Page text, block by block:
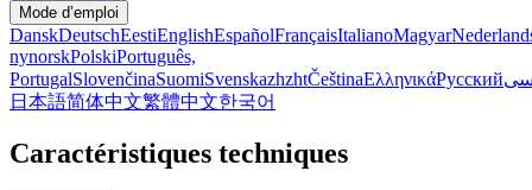
Mode d’emploi
DanskDeutschEestiEnglishEspañolFrançaisItalianoMagyar
nynorskPolskiPortuguês,
PortugalSlovenčinaSuomiSvenskazhzhtČeštinaΕλληνικάРусский
日本語简体中文繁體中文한국어
Caractéristiques techniques